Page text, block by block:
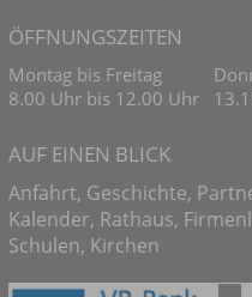
ÖFFNUNGSZEITEN
Montag bis Freitag
8.00 Uhr bis 12.00 Uhr
AUF EINEN BLICK
Anfahrt, Geschichte,
Kalender, Rathaus,
Schulen, Kirchen